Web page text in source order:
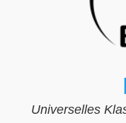
Universelles